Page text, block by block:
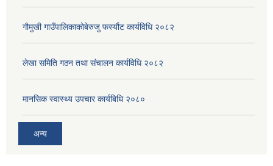
गौमुखी गाउँपालिकाकोबेरुजु फर्स्यौट कार्यविधि २०८२
लेखा समिति गठन तथा संचालन कार्यविधि २०८२
मानसिक स्वास्थ्य उपचार कार्यबिधि २०८०
अन्य